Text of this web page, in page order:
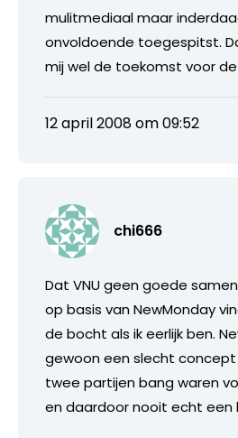
mulitmediaal maar
onvoldoende toegespitst.
mij wel de toekomst voor
12 april 2008 om 09:52
chi666
Dat VNU geen goede
op basis van NewMonday
de bocht als ik eerlijk ben.
gewoon een slecht concept
twee partijen bang waren
en daardoor nooit echt een